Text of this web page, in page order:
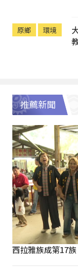
原鄉 環境
推薦新聞
西拉雅族成第17